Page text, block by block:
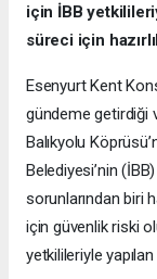
için İBB
süreci için
Esenyurt Kent
gündeme getirdiği
Balıkyolu
Belediyesi’nin
sorunlarından biri
için güvenlik riski
yetkilileriyle